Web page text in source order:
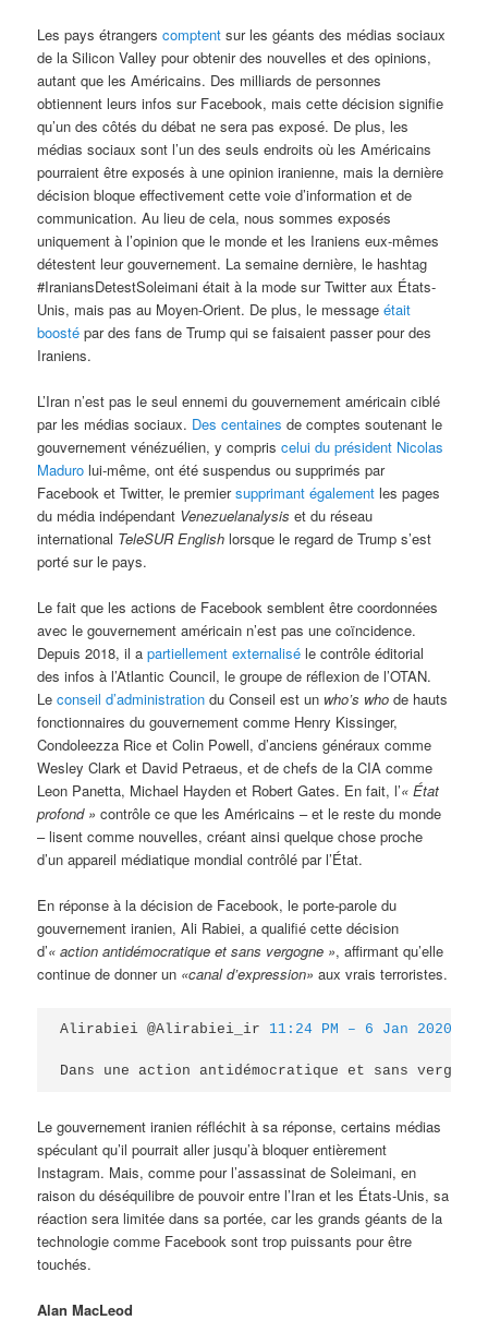
Les pays étrangerscomptent sur les géants des médias sociaux
de la Silicon Valley pour obtenir des nouvelles et des opinions,
autant que les Américains. Des milliards de personnes
obtiennent leurs infos sur Facebook, mais cette décision signifie
qu’un des côtés du débat ne sera pas exposé. De plus, les
médias sociaux sont l’un des seuls endroits où les Américains
pourraient être exposés à une opinion iranienne, mais la dernière
décision bloque effectivement cette voie d’information et de
communication. Au lieu de cela, nous sommes exposés
uniquement à l’opinion que le monde et les Iraniens eux-mêmes
détestent leur gouvernement. La semaine dernière, le hashtag
#IraniansDetestSoleimani était à la mode sur Twitter aux États-
Unis, mais pas au Moyen-Orient. De plus, le messageétait
boosté par des fans de Trump qui se faisaient passer pour des
Iraniens.
L’Iran n’est pas le seul ennemi du gouvernement américain ciblé
par les médias sociaux. Des centaines de comptes soutenant le
gouvernement vénézuélien, y compriscelui du président Nicolas
Maduro lui-même, ont été suspendus ou supprimés par
Facebook et Twitter, le premiersupprimant également les pages
du média indépendant Venezuelanalysis et du réseau
international TeleSUR English lorsque le regard de Trump s’est
porté sur le pays.
Le fait que les actions de Facebook semblent être coordonnées
avec le gouvernement américain n’est pas une coïncidence.
Depuis 2018, il apartiellement externalisé le contrôle éditorial
des infos à l’Atlantic Council, le groupe de réflexion de l’OTAN.
Leconseil d’administration du Conseil est un who’s who de hauts
fonctionnaires du gouvernement comme Henry Kissinger,
Condoleezza Rice et Colin Powell, d’anciens généraux comme
Wesley Clark et David Petraeus, et de chefs de la CIA comme
Leon Panetta, Michael Hayden et Robert Gates. En fait, l’« État
profond » contrôle ce que les Américains – et le reste du monde
– lisent comme nouvelles, créant ainsi quelque chose proche
d’un appareil médiatique mondial contrôlé par l’État.
En réponse à la décision de Facebook, le porte-parole du
gouvernement iranien, Ali Rabiei, a qualifié cette décision
d’« action antidémocratique et sans vergogne », affirmant qu’elle
continue de donner un «canal d’expression» aux vrais terroristes.
Alirabiei @Alirabiei_ir
Dans une action antidémocratique et sans
Le gouvernement iranien réfléchit à sa réponse, certains médias
spéculant qu’il pourrait aller jusqu’à bloquer entièrement
Instagram. Mais, comme pour l’assassinat de Soleimani, en
raison du déséquilibre de pouvoir entre l’Iran et les États-Unis, sa
réaction sera limitée dans sa portée, car les grands géants de la
technologie comme Facebook sont trop puissants pour être
touchés.
Alan MacLeod